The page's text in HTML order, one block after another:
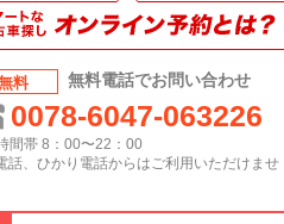
料 無料電話でお問い合わせ
0078-6047-063226
間帯 8：00〜22：00
話、ひかり電話からはご利用いただけませ